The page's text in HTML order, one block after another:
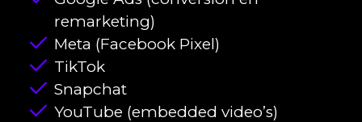
remarketing)
Meta (Facebook Pixel)
TikTok
Snapchat
YouTube (embedded video’s)